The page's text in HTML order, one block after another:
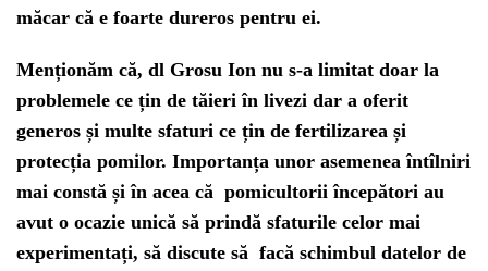
măcar că e foarte dureros pentru ei.
Menționăm că, dl Grosu Ion nu s-a limitat doar la
problemele ce țin de tăieri în livezi dar a oferit
generos și multe sfaturi ce țin de fertilizarea și
protecția pomilor. Importanța unor asemenea întîlniri
mai constă și în acea că pomicultorii începători au
avut o ocazie unică să prindă sfaturile celor mai
experimentați, să discute să facă schimbul datelor de